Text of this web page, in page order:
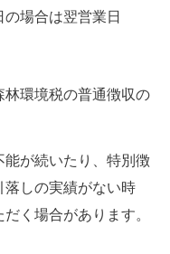
場合は翌営業日
環境税の普通徴収の
が続いたり、特別徴
落しの実績がない時
く場合があります。